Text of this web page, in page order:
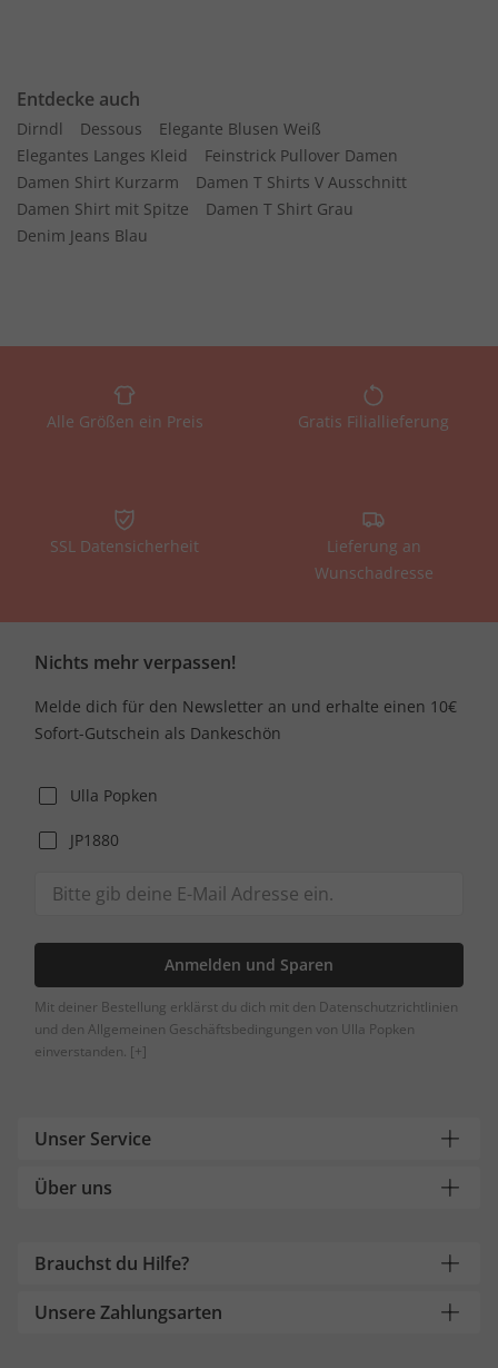
Entdecke auch
Dirndl Dessous
Elegante Blusen Weiß
Elegantes Langes Kleid
Feinstrick Pullover Damen
Damen Shirt Kurzarm
Damen T Shirts V Ausschnitt
Damen Shirt mit Spitze
Damen T Shirt Grau
Denim Jeans Blau
Alle Größen ein Preis Gratis Filiallieferung
SSL Datensicherheit
Lieferung an
Wunschadresse
Nichts mehr verpassen!
Melde dich für den Newsletter an und erhalte einen 10€
Sofort-Gutschein als Dankeschön
Ulla Popken
JP1880
Anmelden und Sparen
Mit deiner Bestellung erklärst du dich mit den Datenschutzrichtlinien
und den Allgemeinen Geschäftsbedingungen von Ulla Popken
einverstanden. [+]
Unser Service
Über uns
Brauchst du Hilfe?
Unsere Zahlungsarten